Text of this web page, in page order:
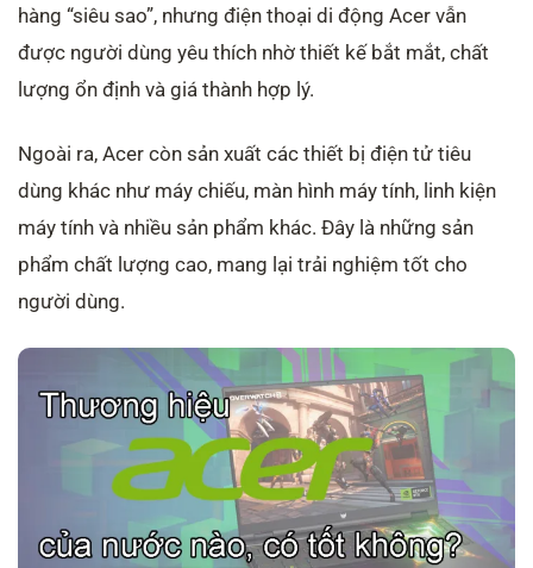
hàng “siêu sao”, nhưng điện thoại di động Acer vẫn
được người dùng yêu thích nhờ thiết kế bắt mắt, chất
lượng ổn định và giá thành hợp lý.
Ngoài ra, Acer còn sản xuất các thiết bị điện tử tiêu
dùng khác như máy chiếu, màn hình máy tính, linh kiện
máy tính và nhiều sản phẩm khác. Đây là những sản
phẩm chất lượng cao, mang lại trải nghiệm tốt cho
người dùng.